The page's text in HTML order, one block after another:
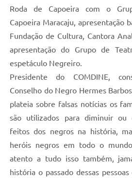
Roda de Capoeira com o
Capoeira Maracaju, apresentação
Fundação de Cultura, Cantora
apresentação do Grupo de
espetáculo Negreiro.
Presidente do COMDINE,
Conselho do Negro Hermes
plateia sobre falsas notícias os
são utilizados para diminuir ou
feitos dos negros na história,
heróis negros em todo o
atento a tudo isso também,
história o passado dessas